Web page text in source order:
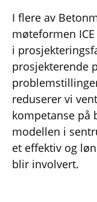
I flere av
møteformen
i
prosjekterende
reduserer vi
kompetanse på
modellen i
et effektiv og
blir involvert.